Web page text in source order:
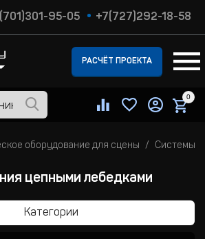
95-05 +7(727)292-18-58
РАСЧЁТ ПРОЕКТА
0
оборудование для сцены Системы
цепными лебедками
Категории